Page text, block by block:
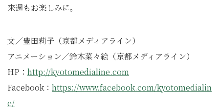
来週もお楽しみに。
文／豊田莉子（京都メディアライン）
アニメーション／鈴木菜々絵（京都メディアライン）
HP： http://kyotomedialine.com
Facebook： https://www.facebook.com/kyotomedialin
e/